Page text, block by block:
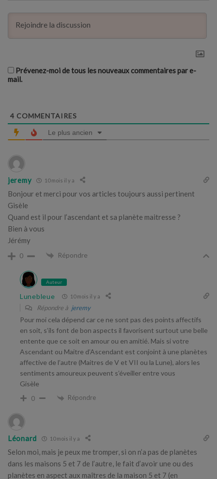
Prévenez-moi de tous les nouveaux commentaires par e-
mail.
4 COMMENTAIRES
Le plus ancien
jeremy 10 mois il y a
Bonjour et merci pour vos articles toujours aussi pertinent
Gisèle
Quand est il pour l’ascendant et sa planète maitresse ?
Bien à vous
Jérémy
0 Répondre
Auteur
Lunebleue 10 mois il y a
Répondre à jeremy
Pour moi cela dépend car ce ne sont pas des points affectifs
en soit, s’ils font de bon aspects il favorisent surtout une belle
entente que ce soit en amour ou en amitié. Mais si votre
Ascendant ou Maitre d’Ascendant est conjoint à une planètes
affective de l’autre (Maitres de V et VII ou la Lune), alors les
sentiments amoureux peuvent s’éveiller entre vous
Gisèle
0 Répondre
Léonard 10 mois il y a
Selon moi, mais je peux me tromper, si on n’a pas de planètes
dans les maisons 5 et 7 de l’autre, le fait d’avoir une ou des
planètes en aspect aux maîtres de la maison 5 et 7 (en